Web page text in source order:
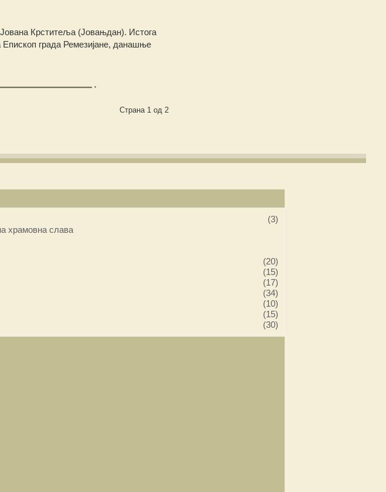
Крститеља (Јовањдан). Истога
града Ремезијане, данашње
Страна 1 од 2
(3)
храмовна слава
(20)
(15)
(17)
(34)
(10)
(15)
(30)